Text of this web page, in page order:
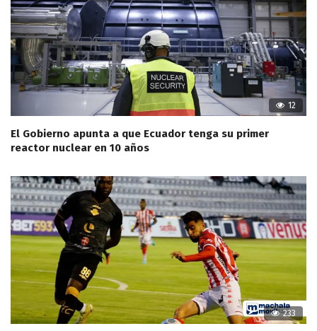
12
El Gobierno apunta a que Ecuador tenga su primer
reactor nuclear en 10 años
233